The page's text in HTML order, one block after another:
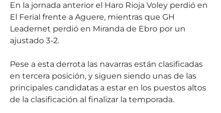
En la jornada anterior el Haro Rioja Voley perdió en
El Ferial frente a Aguere, mientras que GH
Leadernet perdió en Miranda de Ebro por un
ajustado 3-2.
Pese a esta derrota las navarras están clasificadas
en tercera posición, y siguen siendo unas de las
principales candidatas a estar en los puestos altos
de la clasificación al finalizar la temporada.